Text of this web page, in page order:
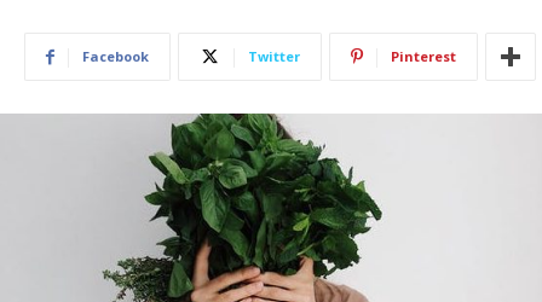
Facebook Twitter Pinterest